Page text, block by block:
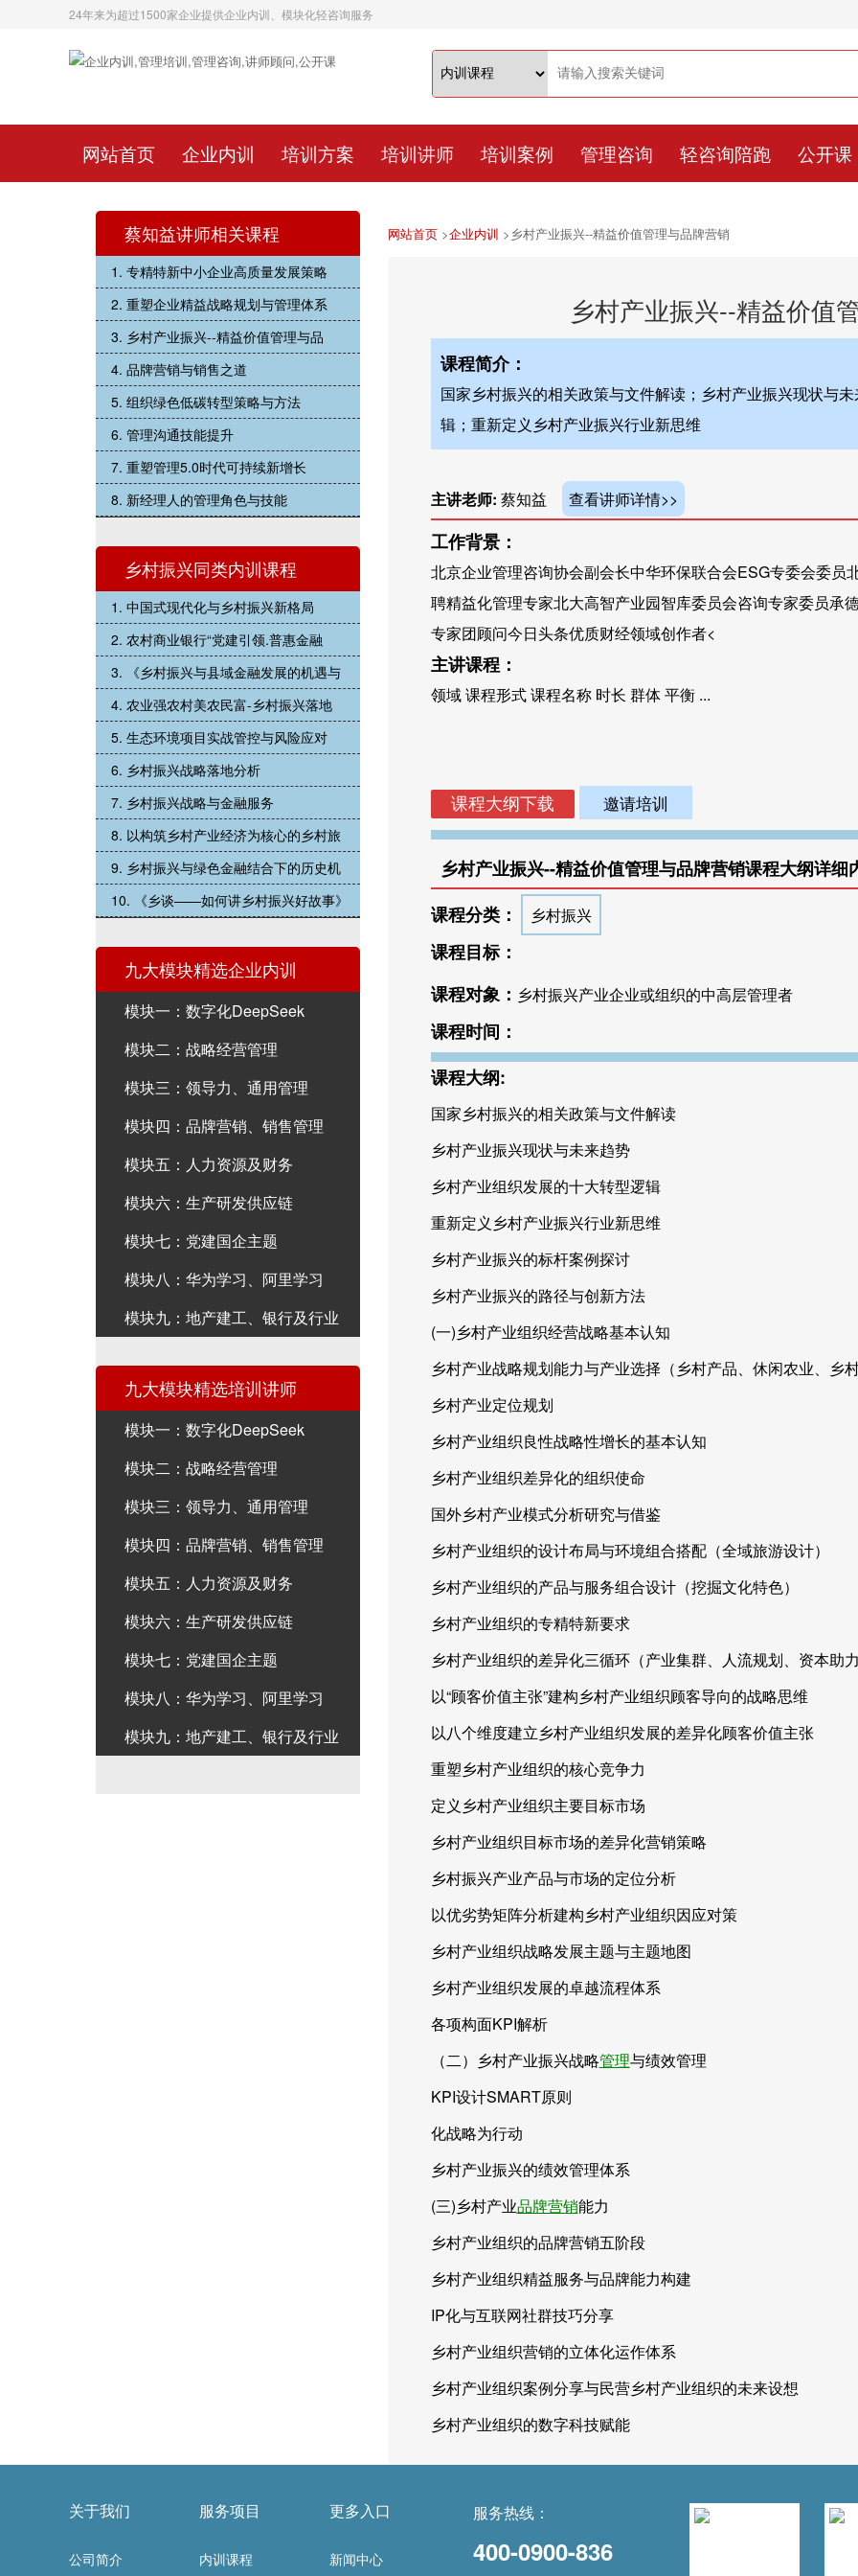
24年来为超过1500家企业提供企业内训、模块化轻咨询服务
网站首页 企业内训 培训方案 培训讲师 培训案例 管理咨询 轻咨询陪跑 公开课
网站首页>企业内训 > 乡村产业振兴--精益价值管理与品牌营销
乡村产业振兴--精益价值
课程简介：
国家乡村振兴的相关政策与文件解读；乡村产业振兴现状与
辑；重新定义乡村产业振兴行业新思维
主讲老师: 蔡知益 查看讲师详情>>
工作背景：
北京企业管理咨询协会副会长中华环保联合会ESG专委会委员
聘精益化管理专家北大高智产业园智库委员会咨询专家委员承
专家团顾问今日头条优质财经领域创作者<
主讲课程：
领域 课程形式 课程名称 时长 群体 平衡 ...
邀请培训
乡村产业振兴--精益价值管理与品牌营销课程大纲详细
课程分类：
乡村振兴
课程目标：
课程对象： 乡村振兴产业企业或组织的中高层管理者
课程时间：
课程大纲:
国家乡村振兴的相关政策与文件解读
乡村产业振兴现状与未来趋势
乡村产业组织发展的十大转型逻辑
重新定义乡村产业振兴行业新思维
乡村产业振兴的标杆案例探讨
乡村产业振兴的路径与创新方法
(一)乡村产业组织经营战略基本认知
乡村产业战略规划能力与产业选择（乡村产品、休闲农业、乡
乡村产业定位规划
乡村产业组织良性战略性增长的基本认知
乡村产业组织差异化的组织使命
国外乡村产业模式分析研究与借鉴
乡村产业组织的设计布局与环境组合搭配（全域旅游设计）
乡村产业组织的产品与服务组合设计（挖掘文化特色）
乡村产业组织的专精特新要求
乡村产业组织的差异化三循环（产业集群、人流规划、资本助
以“顾客价值主张”建构乡村产业组织顾客导向的战略思维
以八个维度建立乡村产业组织发展的差异化顾客价值主张
重塑乡村产业组织的核心竞争力
定义乡村产业组织主要目标市场
乡村产业组织目标市场的差异化营销策略
乡村振兴产业产品与市场的定位分析
以优劣势矩阵分析建构乡村产业组织因应对策
乡村产业组织战略发展主题与主题地图
乡村产业组织发展的卓越流程体系
各项构面KPI解析
（二）乡村产业振兴战略管理与绩效管理
KPI设计SMART原则
化战略为行动
乡村产业振兴的绩效管理体系
(三)乡村产业品牌营销能力
乡村产业组织的品牌营销五阶段
乡村产业组织精益服务与品牌能力构建
IP化与互联网社群技巧分享
乡村产业组织营销的立体化运作体系
乡村产业组织案例分享与民营乡村产业组织的未来设想
乡村产业组织的数字科技赋能
蔡知益讲师相关课程
1. 专精特新中小企业高质量发展策略
2. 重塑企业精益战略规划与管理体系
3. 乡村产业振兴--精益价值管理与品
4. 品牌营销与销售之道
5. 组织绿色低碳转型策略与方法
6. 管理沟通技能提升
7. 重塑管理5.0时代可持续新增长
8. 新经理人的管理角色与技能
乡村振兴同类内训课程
1. 中国式现代化与乡村振兴新格局
2. 农村商业银行“党建引领.普惠金融
3. 《乡村振兴与县域金融发展的机遇与
4. 农业强农村美农民富-乡村振兴落地
5. 生态环境项目实战管控与风险应对
6. 乡村振兴战略落地分析
7. 乡村振兴战略与金融服务
8. 以构筑乡村产业经济为核心的乡村旅
9. 乡村振兴与绿色金融结合下的历史机
10. 《乡谈——如何讲乡村振兴好故事》
九大模块精选企业内训
模块一：数字化DeepSeek
模块二：战略经营管理
模块三：领导力、通用管理
模块四：品牌营销、销售管理
模块五：人力资源及财务
模块六：生产研发供应链
模块七：党建国企主题
模块八：华为学习、阿里学习
模块九：地产建工、银行及行业
九大模块精选培训讲师
模块一：数字化DeepSeek
模块二：战略经营管理
模块三：领导力、通用管理
模块四：品牌营销、销售管理
模块五：人力资源及财务
模块六：生产研发供应链
模块七：党建国企主题
模块八：华为学习、阿里学习
模块九：地产建工、银行及行业
关于我们
公司简介
服务项目
内训课程
更多入口
新闻中心
服务热线：
400-0900-836